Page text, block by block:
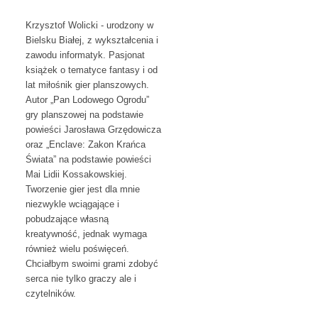
Krzysztof Wolicki- urodzony w
Bielsku Białej, z wykształcenia i
zawodu informatyk. Pasjonat
książek o tematyce fantasy i od
lat miłośnik gier planszowych.
Autor „Pan Lodowego Ogrodu”
gry planszowej na podstawie
powieści Jarosława Grzędowicza
oraz „Enclave: Zakon Krańca
Świata” na podstawie powieści
Mai Lidii Kossakowskiej.
Tworzenie gier jest dla mnie
niezwykle wciągające i
pobudzające własną
kreatywność, jednak wymaga
również wielu poświęceń.
Chciałbym swoimi grami zdobyć
serca nie tylko graczy ale i
czytelników.